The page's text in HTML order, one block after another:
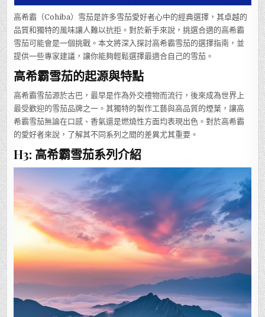
高希霸（Cohiba）雪茄是許多雪茄愛好者心中的經典選擇，其卓越的
品質和獨特的風味讓人難以抗拒。對於新手來說，挑選合適的高希霸
雪茄可能會是一個挑戰。本文將深入探討高希霸雪茄的選擇指南，並
提供一些專家建議，讓你能夠輕鬆選擇最適合自己的雪茄。
高希霸雪茄的起源與特點
高希霸雪茄源於古巴，最早是作為外交禮物而流行，後來成為世界上
最受歡迎的雪茄品牌之一。其獨特的製作工藝與高品質的煙葉，讓高
希霸雪茄無論在口感、香氣還是燃燒性方面均表現出色。對於高希霸
的愛好者來說，了解其不同系列之間的差異尤其重要。
H3: 高希霸雪茄系列介紹